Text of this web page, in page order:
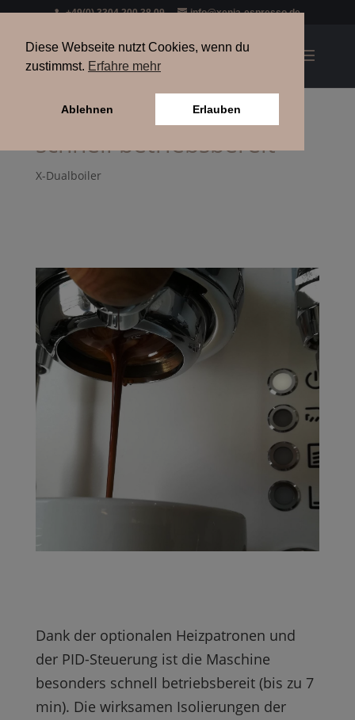
+49(0) 3304 200 38 09 info@xenia-espresso.de
schnell betriebsbereit
X-Dualboiler
Dank der optionalen Heizpatronen und
der PID-Steuerung ist die Maschine
besonders schnell betriebsbereit (bis zu 7
min). Die wirksamen Isolierungen der
Diese Webseite nutzt Cookies, wenn du
zustimmst. Erfahre mehr
Ablehnen Erlauben